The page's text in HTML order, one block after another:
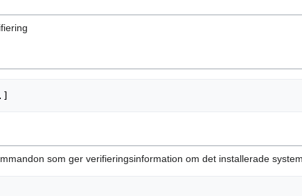
som ger verifieringsinformation om det installerade